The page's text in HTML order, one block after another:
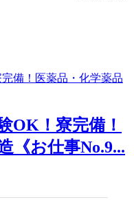
OK！寮完備！
《お仕事No.9...